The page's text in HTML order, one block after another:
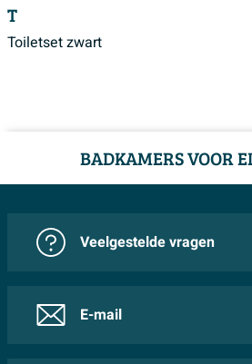
T
Toiletset zwart
BADKAMERS VOOR
Veelgestelde vragen
E-mail